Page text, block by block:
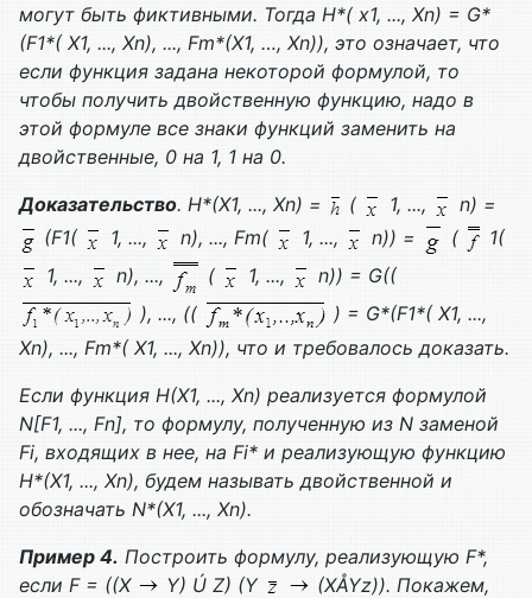
могут быть фиктивными. Тогда H*( x1, ..., Xn) = G*
(F1*( X1, ..., Xn), ..., Fm*(X1, …, Xn)), это означает, что
если функция задана некоторой формулой, то
чтобы получить двойственную функцию, надо в
этой формуле все знаки функций заменить на
двойственные, 0 на 1, 1 на 0.
Доказательство. H*(X1, ..., Xn) = ( 1, ...,
n) =
(F1( 1, ..., n), ..., Fm( 1, ..., n)) = (
1(
1, ...,
n), ..., ( 1, ..., n)) = G((
), ..., ((
) = G*(F1*( X1, ...,
Xn), ..., Fm*( X1, ..., Xn)), что и требовалось доказать.
Если функция H(X1, ..., Xn) реализуется формулой
N[F1, ..., Fn], то формулу, полученную из N заменой
Fi, входящих в нее, на Fi* и реализующую функцию
H*(X1, ..., Xn), будем называть двойственной и
обозначать N*(X1, ..., Xn).
Пример 4. Построить формулу, реализующую F*,
если F= ((X Y) Ú Z) (Y (XÅYz)). Покажем,